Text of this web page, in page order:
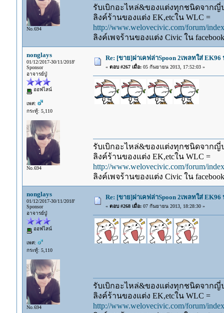
No.694
รับเบิกอะไหล่&ของแต่งทุกชนิดจากญี่
ลิงค์ร้านของแต่ง EK,etcใน WLC =
http://www.welovecivic.com/forum/
ลิงค์เพจร้านของแต่ง Civic ใน
nonglays
01/12/2017-30/11/2018'
Sponsor
อาจารย์ปู่
ออฟไลน์
เพศ:
กระทู้: 5,110
No.694
Re: [ขาย]ฝาเคฟล่าSpoon 2เพลทใส่
« ตอบ #267 เมื่อ:05 กันยายน 2013, 17:52:03 »
รับเบิกอะไหล่&ของแต่งทุกชนิดจากญี่
ลิงค์ร้านของแต่ง EK,etcใน WLC =
http://www.welovecivic.com/forum/
ลิงค์เพจร้านของแต่ง Civic ใน
nonglays
01/12/2017-30/11/2018'
Sponsor
อาจารย์ปู่
ออฟไลน์
เพศ:
กระทู้: 5,110
No.694
Re: [ขาย]ฝาเคฟล่าSpoon 2เพลทใส่
« ตอบ #268 เมื่อ:07 กันยายน 2013, 18:28:30 »
รับเบิกอะไหล่&ของแต่งทุกชนิดจากญี่
ลิงค์ร้านของแต่ง EK,etcใน WLC =
http://www.welovecivic.com/forum/